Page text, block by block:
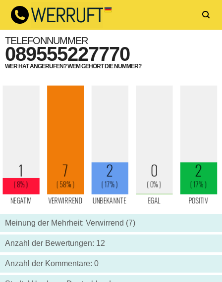
TELEFONNUMMER
089555227770
WER HAT ANGERUFEN? WEM GEHÖRT DIE NUMMER?
Meinung der Mehrheit: Verwirrend (7)
Anzahl der Bewertungen: 12
Anzahl der Kommentare: 0